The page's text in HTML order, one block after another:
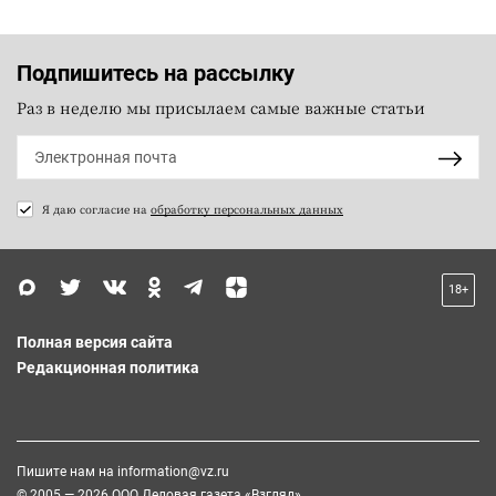
Подпишитесь на рассылку
Раз в неделю мы присылаем самые важные статьи
Я даю согласие на обработку персональных данных
18+
Полная версия сайта
Редакционная политика
Пишите нам на information@vz.ru